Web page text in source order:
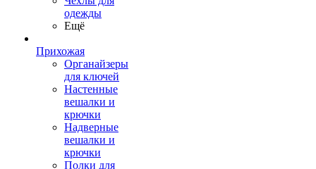
одежды
Ещё
Прихожая
Органайзеры
для ключей
Настенные
вешалки и
крючки
Надверные
вешалки и
крючки
Полки для